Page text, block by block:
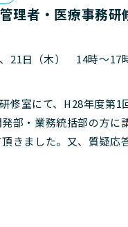
理者・医療事務研
21日（木） 14時～17
修室にて、H28年度第1
部・業務統括部の方に
きました。又、質疑応